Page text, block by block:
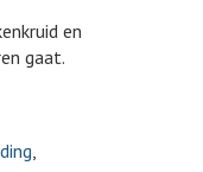
en
gaat.
,